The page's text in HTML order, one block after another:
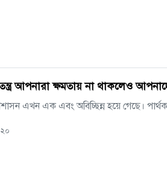
আপনারা ক্ষমতায় না থাকলেও
এখন এক এবং অবিচ্ছিন্ন হয়ে গেছে।